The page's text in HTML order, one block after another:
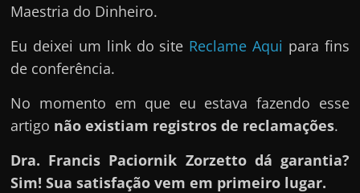
Maestria do Dinheiro.
Eu deixei um link do site Reclame Aqui para fins
de conferência.
No momento em que eu estava fazendo esse
artigo não existiam registros de reclamações.
Dra. Francis Paciornik Zorzetto dá garantia?
Sim! Sua satisfação vem em primeiro lugar.